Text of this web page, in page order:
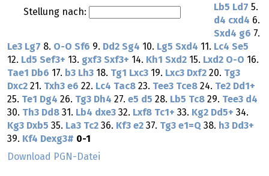
Stellung nach:
Lb5 Ld7 5.
d4 cxd4 6.
Sxd4 g6 7.
Le3 Lg7 8. O-O Sf6 9. Dd2 Sg4 10. Lg5 Sxd4 11. Lc4 Se5
12. Ld5 Sef3+ 13. gxf3 Sxf3+ 14. Kh1 Sxd2 15. Lxd2 O-O 16.
Tae1
Db6 17. b3 Lh3 18. Tg1 Lxc3 19. Lxc3 Dxf2 20. Tg3
Dxc2 21. Txh3 e6 22. Lc4 Tac8 23. Tee3 Tce8 24. Te2 Dd1+
25. Te1 Dg4 26. Tg3 Dh4 27. e5 d5 28. Lb5 Tc8 29. Tee3 d4
30. Th3 Dd8 31. Lb4 dxe3 32. Lxf8 Tc1+ 33. Kg2 Dd5+ 34.
Kg3 Dxb5 35. La3 Tc2 36. Kf3 e2 37. Tg3 e1=Q 38. h3 Dd3+
39. Kf4 Dexg3# 0-1
Download PGN-Datei